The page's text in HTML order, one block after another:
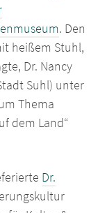
. Den
heißem Stuhl,
Dr. Nancy
Suhl) unter
Thema
dem Land“
Dr.